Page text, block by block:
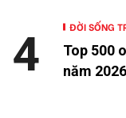
ĐỜI SỐNG
Top 500
năm 2026
4